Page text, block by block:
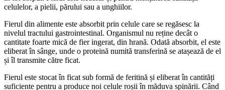
celulelor, a pielii, părului sau a unghiilor.
Fierul din alimente este absorbit prin celule care se regăsesc la
nivelul tractului gastrointestinal. Organismul nu reține decât o
cantitate foarte mică de fier ingerat, din hrană. Odată absorbit, el este
eliberat în sânge, unde o proteină numită transferină se atașează de el
și îl transmite către ficat.
Fierul este stocat în ficat sub formă de feritină și eliberat în cantități
suficiente pentru a produce noi celule roșii în măduva spinării. Când